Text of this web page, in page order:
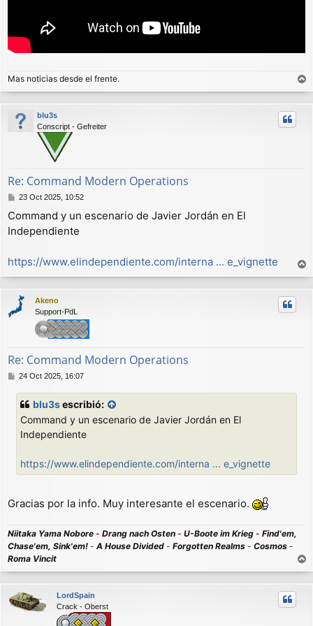
Mas noticias desde el frente.
r
r
blu3s
Conscript - Gefreiter
Re: Command Modern Operations
M
n
s
e
23 Oct 2025, 10:52
Command y un escenario de Javier Jordán en El
Independiente
https://www.elindependiente.com/interna ... e_vignette
r
r
Akeno
Support-PdL
Re: Command Modern Operations
M
24 Oct 2025, 16:07
blu3sescribió:
Command y un escenario de Javier Jordán en El
Independiente
https://www.elindependiente.com/interna ... e_vignette
Gracias por la info. Muy interesante el escenario.
Niitaka Yama Nobore - Drang nach Osten - U-Boote im Krieg - Find'em,
Chase'em, Sink'em! - A House Divided - Forgotten Realms - Cosmos -
Roma Vincit
r
r
LordSpain
Crack - Oberst